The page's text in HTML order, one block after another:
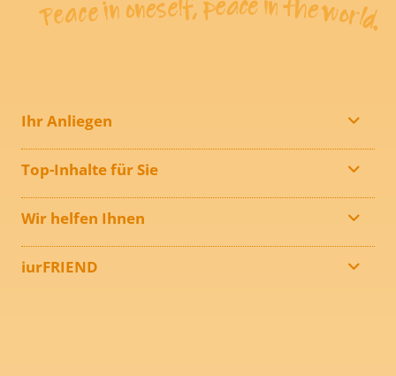
Ihr Anliegen
Top-Inhalte für Sie
Wir helfen Ihnen
iurFRIEND